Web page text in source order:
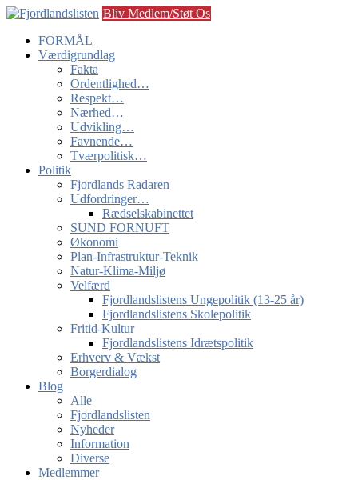
Bliv Medlem/Støt Os
FORMÅL
Værdigrundlag
Fakta
Ordentlighed…
Respekt…
Nærhed…
Udvikling…
Favnende…
Tværpolitisk…
Politik
Fjordlands Radaren
Udfordringer…
Rædselskabinettet
SUND FORNUFT
Økonomi
Plan-Infrastruktur-Teknik
Natur-Klima-Miljø
Velfærd
Fjordlandslistens Ungepolitik (13-25 år)
Fjordlandslistens Skolepolitik
Fritid-Kultur
Fjordlandslistens Idrætspolitik
Erhverv & Vækst
Borgerdialog
Blog
Alle
Fjordlandslisten
Nyheder
Information
Diverse
Medlemmer